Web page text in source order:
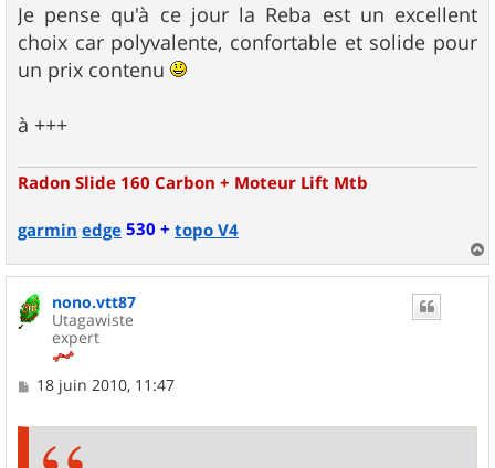
Je pense qu'à ce jour la Reba est un excellent
choix car polyvalente, confortable et solide pour
un prix contenu
à +++
Radon Slide 160 Carbon + Moteur Lift Mtb
garmin edge530 + topo V4
a
nono.vtt87
Utagawiste
expert
M18 juin 2010, 11:47